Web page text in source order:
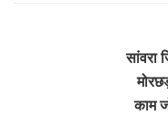
सांवरा
काम